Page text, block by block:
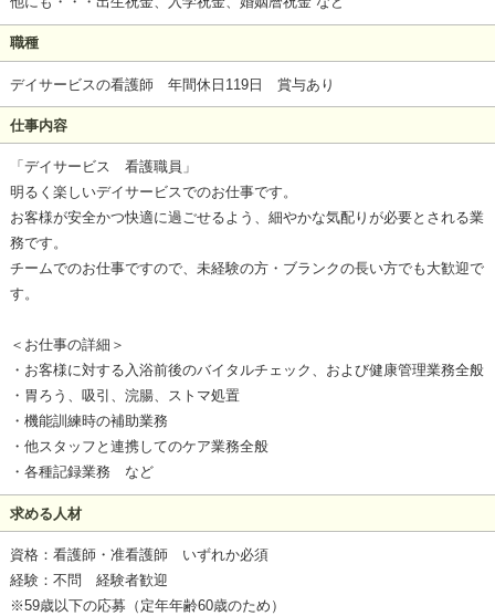
職種
デイサービスの看護師 年間休日119日 賞与あり
仕事内容
「デイサービス 看護職員」
明るく楽しいデイサービスでのお仕事です。
お客様が安全かつ快適に過ごせるよう、細やかな気配りが必要とされる業
務です。
チームでのお仕事ですので、未経験の方・ブランクの長い方でも大歓迎で
す。
＜お仕事の詳細＞
・お客様に対する入浴前後のバイタルチェック、および健康管理業務全般
・胃ろう、吸引、浣腸、ストマ処置
・機能訓練時の補助業務
・他スタッフと連携してのケア業務全般
・各種記録業務 など
求める人材
資格：看護師・准看護師 いずれか必須
経験：不問 経験者歓迎
※59歳以下の応募（定年年齢60歳のため）